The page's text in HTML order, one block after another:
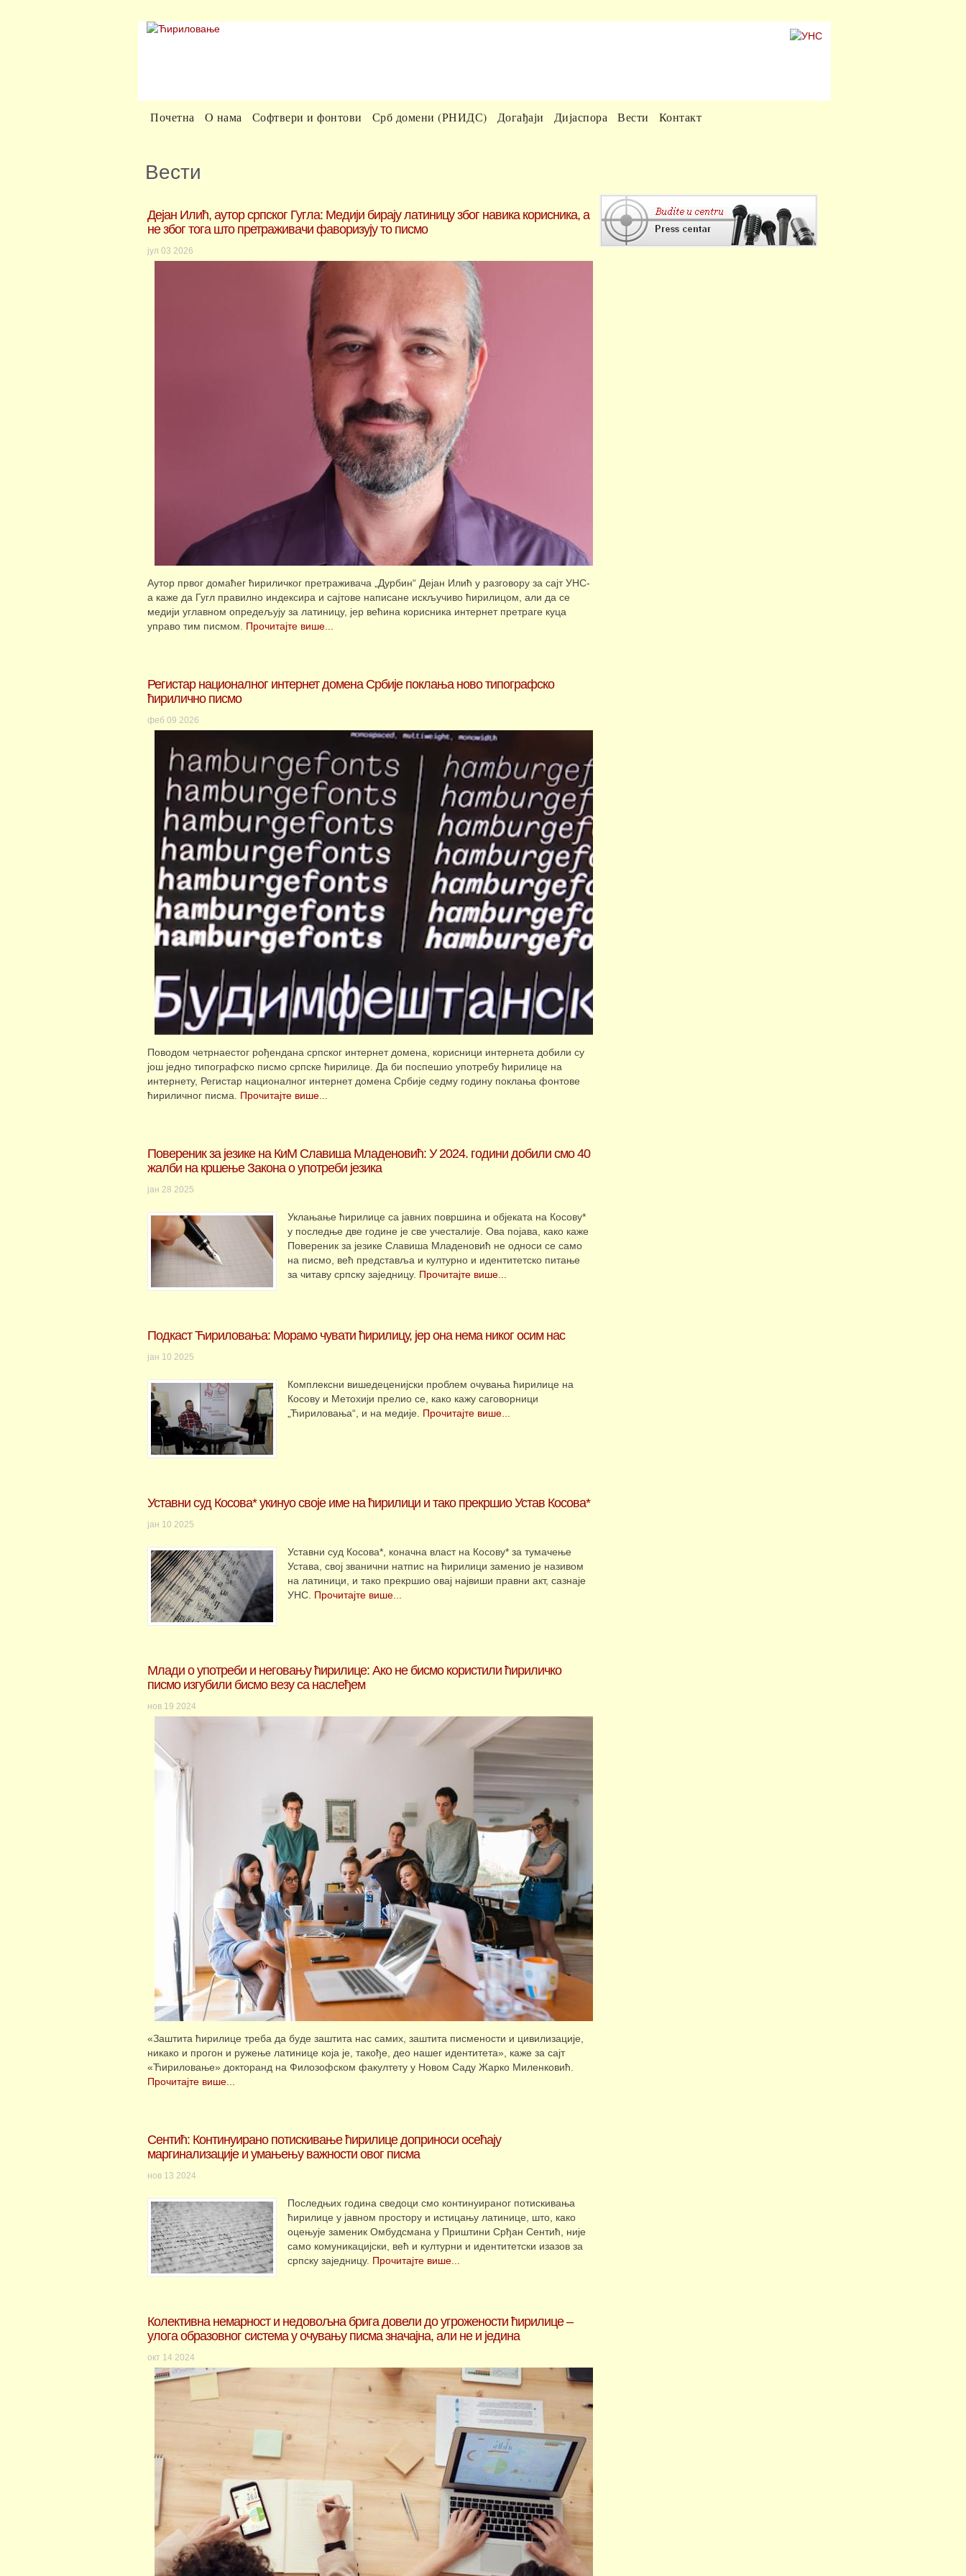
Почетна О нама Софтвери и фонтови Срб домени (РНИДС) Догађаји Дијаспора Вести Контакт
Вести
Дејан Илић, аутор српског Гугла: Медији бирају латиницу због навика корисника, а
не због тога што претраживачи фаворизују то писмо
јул 03 2026
Аутор првог домаћег ћириличког претраживача „Дурбин“ Дејан Илић у разговору за сајт УНС-
а каже да Гугл правилно индексира и сајтове написане искључиво ћирилицом, али да се
медији углавном опредељују за латиницу, јер већина корисника интернет претраге куца
управо тим писмом. Прочитајте више...
Регистар националног интернет домена Србије поклања ново типографско
ћирилично писмо
феб 09 2026
Поводом четрнаестог рођендана српског интернет домена, корисници интернета добили су
још једно типографско писмо српске ћирилице. Да би поспешио употребу ћирилице на
интернету, Регистар националног интернет домена Србије седму годину поклања фонтове
ћириличног писма. Прочитајте више...
Повереник за језике на КиМ Славиша Младеновић: У 2024. години добили смо 40
жалби на кршење Закона о употреби језика
јан 28 2025
Уклањање ћирилице са јавних површина и објеката на Косову*
у последње две године је све учесталије. Ова појава, како каже
Повереник за језике Славиша Младеновић не односи се само
на писмо, већ представља и културно и идентитетско питање
за читаву српску заједницу. Прочитајте више...
Подкаст Ћириловања: Морамо чувати ћирилицу, јер она нема никог осим нас
јан 10 2025
Комплексни вишедеценијски проблем очувања ћирилице на
Косову и Метохији прелио се, како кажу саговорници
„Ћириловања“, и на медије. Прочитајте више...
Уставни суд Косова* укинуо своје име на ћирилици и тако прекршио Устав Косова*
јан 10 2025
Уставни суд Косова*, коначна власт на Косову* за тумачење
Устава, свој званични натпис на ћирилици заменио је називом
на латиници, и тако прекршио овај највиши правни акт, сазнаје
УНС. Прочитајте више...
Млади о употреби и неговању ћирилице: Ако не бисмо користили ћириличко
писмо изгубили бисмо везу са наслеђем
нов 19 2024
«Заштита ћирилице треба да буде заштита нас самих, заштита писмености и цивилизације,
никако и прогон и ружење латинице која је, такође, део нашег идентитета», каже за сајт
«Ћириловање» докторанд на Филозофском факултету у Новом Саду Жарко Миленковић.
Прочитајте више...
Сентић: Континуирано потискивање ћирилице доприноси осећају
маргинализације и умањењу важности овог писма
нов 13 2024
Последњих година сведоци смо континуираног потискивања
ћирилице у јавном простору и истицању латинице, што, како
оцењује заменик Омбудсмана у Приштини Срђан Сентић, није
само комуникацијски, већ и културни и идентитетски изазов за
српску заједницу. Прочитајте више...
Колективна немарност и недовољна брига довели до угрожености ћирилице –
улога образовног система у очувању писма значајна, али не и једина
окт 14 2024